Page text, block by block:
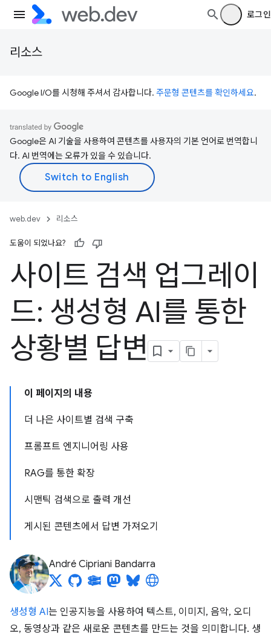
로그인
리소스
Google I/O를 시청해 주셔서 감사합니다. 주문형 콘텐츠를 확인하세요.
Google은 AI 기술을 사용하여 콘텐츠를 사용자의 기본 언어로 번역합니
다. AI 번역에는 오류가 있을 수 있습니다.
web.dev 리소스
도움이 되었나요?
사이트 검색 업그레이
드: 생성형 AI를 통한
상황별 답변
이 페이지의 내용
더 나은 사이트별 검색 구축
프롬프트 엔지니어링 사용
RAG를 통한 확장
시맨틱 검색으로 출력 개선
게시된 콘텐츠에서 답변 가져오기
André Cipriani Bandarra
생성형 AI는 인공지능을 사용하여 텍스트, 이미지, 음악, 오디
오, 동영상과 같은 새로운 콘텐츠를 만드는 것을 의미합니다. 생